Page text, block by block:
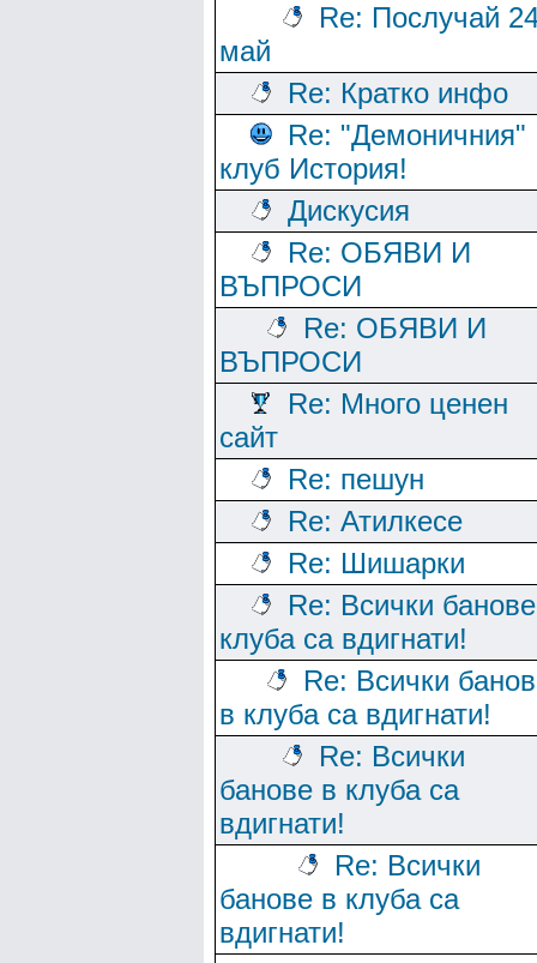
Re: Послучай
май
Re: Кратко инфо
Re: "Демоничния"
клуб История!
Дискусия
Re: ОБЯВИ И
ВЪПРОСИ
Re: ОБЯВИ И
ВЪПРОСИ
Re: Много ценен
сайт
Re: пешун
Re: Атилкесе
Re: Шишарки
Re: Всички
клуба са вдигнати!
Re: Всички
в клуба са вдигнати!
Re: Всички
банове в клуба са
вдигнати!
Re: Всички
банове в клуба са
вдигнати!